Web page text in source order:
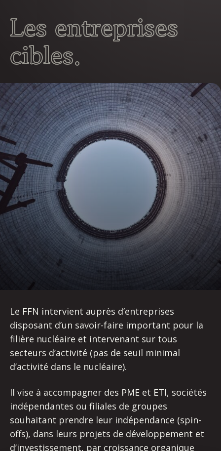
Les entreprises
cibles.
Le FFN intervient auprès d’entreprises
disposant d’un savoir-faire important pour la
filière nucléaire et intervenant sur tous
secteurs d’activité (pas de seuil minimal
d’activité dans le nucléaire).
Il vise à accompagner des PME et ETI, sociétés
indépendantes ou filiales de groupes
souhaitant prendre leur indépendance (spin-
offs), dans leurs projets de développement et
d’investissement, par croissance organique